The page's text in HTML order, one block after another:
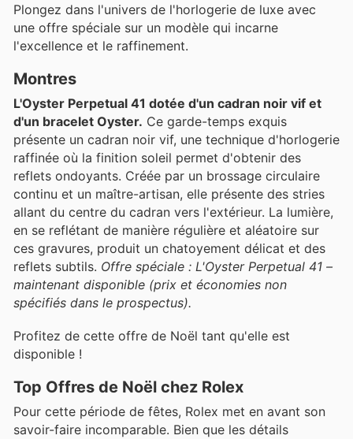
Plongez dans l'univers de l'horlogerie de luxe avec
une offre spéciale sur un modèle qui incarne
l'excellence et le raffinement.
Montres
L'Oyster Perpetual 41 dotée d'un cadran noir vif et
d'un bracelet Oyster. Ce garde-temps exquis
présente un cadran noir vif, une technique d'horlogerie
raffinée où la finition soleil permet d'obtenir des
reflets ondoyants. Créée par un brossage circulaire
continu et un maître-artisan, elle présente des stries
allant du centre du cadran vers l'extérieur. La lumière,
en se reflétant de manière régulière et aléatoire sur
ces gravures, produit un chatoyement délicat et des
reflets subtils. Offre spéciale : L'Oyster Perpetual 41 –
maintenant disponible (prix et économies non
spécifiés dans le prospectus).
Profitez de cette offre de Noël tant qu'elle est
disponible !
Top Offres de Noël chez Rolex
Pour cette période de fêtes, Rolex met en avant son
savoir-faire incomparable. Bien que les détails